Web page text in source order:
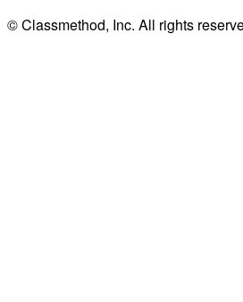
© Classmethod, Inc. All rights